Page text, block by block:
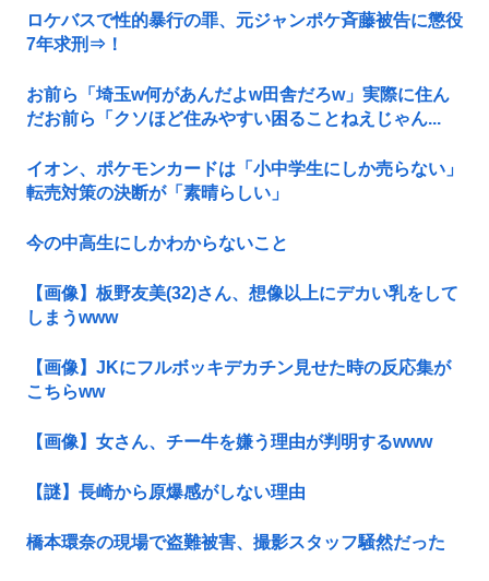
ロケバスで性的暴行の罪、元ジャンポケ斉藤被告に懲役
7年求刑⇒！
お前ら「埼玉w何があんだよw田舎だろw」実際に住ん
だお前ら「クソほど住みやすい困ることねえじゃん...
イオン、ポケモンカードは「小中学生にしか売らない」
転売対策の決断が「素晴らしい」
今の中高生にしかわからないこと
【画像】板野友美(32)さん、想像以上にデカい乳をして
しまうwww
【画像】JKにフルボッキデカチン見せた時の反応集が
こちらww
【画像】女さん、チー牛を嫌う理由が判明するwww
【謎】長崎から原爆感がしない理由
橋本環奈の現場で盗難被害、撮影スタッフ騒然だった